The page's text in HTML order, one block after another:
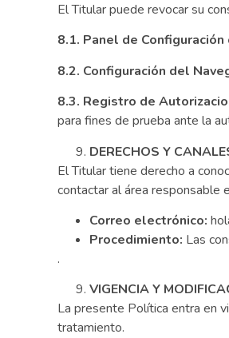
El Titular puede revocar su
8.1. Panel de Configuración
8.2. Configuración del
8.3. Registro de
para fines de prueba ante la
DERECHOS Y
El Titular tiene derecho a
contactar al área responsable
Correo electrónico:
Procedimiento: Las
.
VIGENCIA Y
La presente Política entra en
tratamiento.